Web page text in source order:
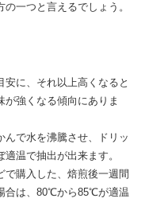
一つと言えるでしょう。
に、それ以上高くなると
強くなる傾向にありま
んで水を沸騰させ、ドリッ
温で抽出が出来ます。
で購入した、焙煎後一週間
合は、80℃から85℃が適温